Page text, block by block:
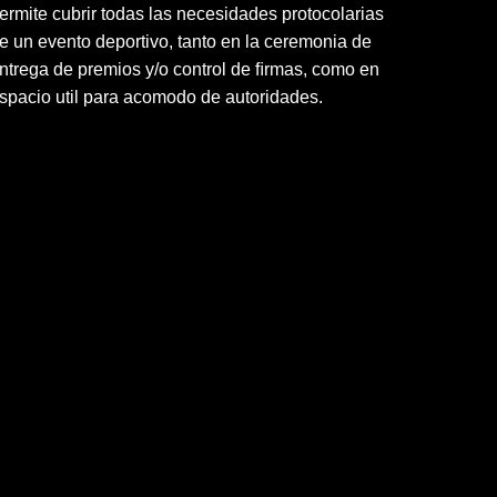
cubrir todas las necesidades protocolarias
un evento deportivo, tanto en la ceremonia de
de premios y/o control de ﬁrmas, como en
util para acomodo de autoridades.